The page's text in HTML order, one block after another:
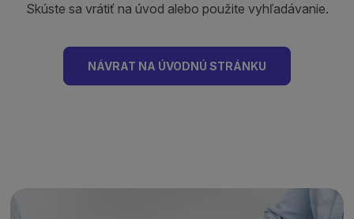
Skúste sa vrátiť na úvod alebo použite vyhľadávanie.
NÁVRAT NA ÚVODNÚ STRÁNKU